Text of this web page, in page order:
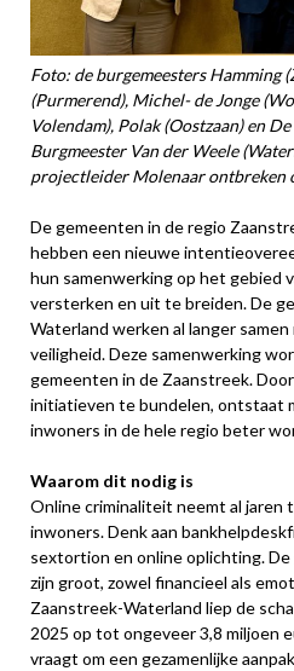
Foto: de burgemeesters Hamming
(Purmerend), Michel- de Jonge
Volendam), Polak (Oostzaan) en
Burgmeester Van der Weele
projectleider Molenaar ontbreken
De gemeenten in de regio
hebben een nieuwe
hun samenwerking op het gebied
versterken en uit te breiden. De
Waterland werken al langer
veiligheid. Deze samenwerking
gemeenten in de Zaanstreek.
initiatieven te bundelen, ontstaat
inwoners in de hele regio beter
Waarom dit nodig is
Online criminaliteit neemt al jaren
inwoners. Denk aan
sextortion en online oplichting.
zijn groot, zowel financieel als
Zaanstreek-Waterland liep de
2025 op tot ongeveer 3,8 miljoen
vraagt om een gezamenlijke